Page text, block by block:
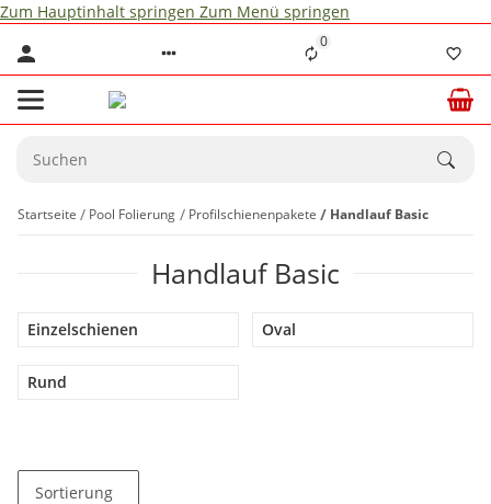
Zum Hauptinhalt springen Zum Menü springen
0
Startseite Pool Folierung Profilschienenpakete Handlauf Basic
Handlauf Basic
Einzelschienen Oval
Rund
Sortierung